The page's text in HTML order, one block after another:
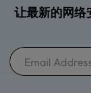
让最新的网络